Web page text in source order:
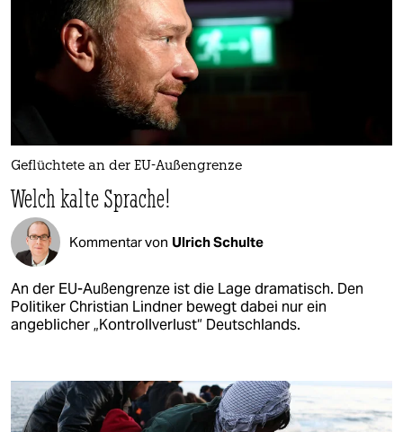
Geflüchtete an der EU-Außengrenze
Welch kalte Sprache!
Kommentar von Ulrich Schulte
An der EU-Außengrenze ist die Lage dramatisch. Den
Politiker Christian Lindner bewegt dabei nur ein
angeblicher „Kontrollverlust“ Deutschlands.